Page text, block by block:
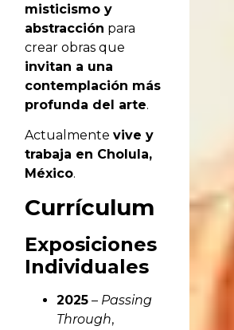
misticismo y
abstracción para
crear obras que
invitan a una
contemplación más
profunda del arte.
Actualmentevive y
trabaja en Cholula,
México.
Currículum
Exposiciones
Individuales
2025 – Passing
Through,